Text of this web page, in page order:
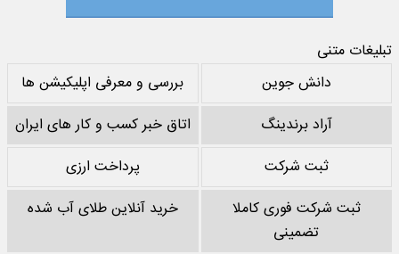
تبلیغات متنی
دانش جوین
بررسی و معرفی اپلیکیشن ها
آراد برندینگ
اتاق خبر کسب و کار های ایران
ثبت شرکت
پرداخت ارزی
ثبت شرکت فوری کاملا
تضمینی
خرید آنلاین طلای آب شده